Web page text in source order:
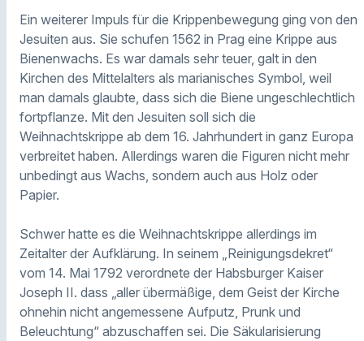
Ein weiterer Impuls für die Krippenbewegung ging von den
Jesuiten aus. Sie schufen 1562 in Prag eine Krippe aus
Bienenwachs. Es war damals sehr teuer, galt in den
Kirchen des Mittelalters als marianisches Symbol, weil
man damals glaubte, dass sich die Biene ungeschlechtlich
fortpflanze. Mit den Jesuiten soll sich die
Weihnachtskrippe ab dem 16. Jahrhundert in ganz Europa
verbreitet haben. Allerdings waren die Figuren nicht mehr
unbedingt aus Wachs, sondern auch aus Holz oder
Papier.
Schwer hatte es die Weihnachtskrippe allerdings im
Zeitalter der Aufklärung. In seinem „Reinigungsdekret“
vom 14. Mai 1792 verordnete der Habsburger Kaiser
Joseph II. dass „aller übermäßige, dem Geist der Kirche
ohnehin nicht angemessene Aufputz, Prunk und
Beleuchtung“ abzuschaffen sei. Die Säkularisierung